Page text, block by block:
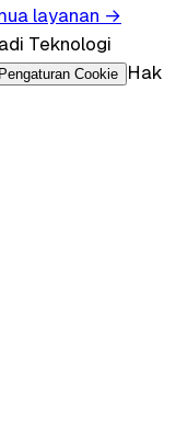
layanan →
Teknologi
Pengaturan Cookie
Hak